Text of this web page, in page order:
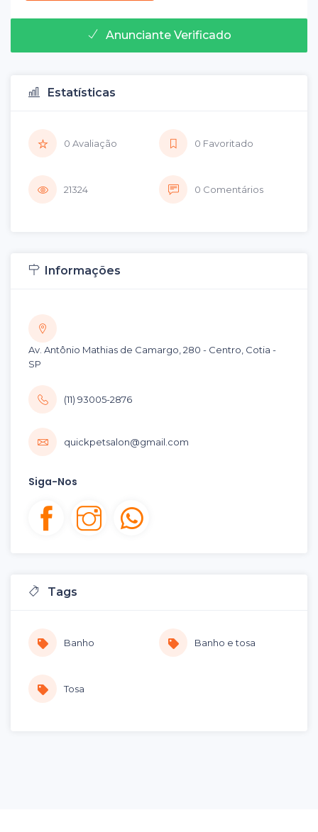
Anunciante Verificado
Estatísticas
0 Avaliação 0 Favoritado
21324 0 Comentários
Informações
Av. Antônio Mathias de Camargo, 280 - Centro, Cotia -
SP
(11) 93005-2876
quickpetsalon@gmail.com
Siga-Nos
Tags
Banho Banho e tosa
Tosa